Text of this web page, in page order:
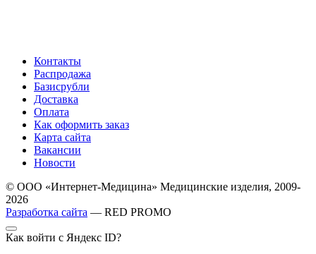
Контакты
Распродажа
Базисрубли
Доставка
Оплата
Как оформить заказ
Карта сайта
Вакансии
Новости
© ООО «Интернет-Медицина» Медицинские изделия, 2009-
2026
Разработка сайта — RED PROMO
Как войти с Яндекс ID?